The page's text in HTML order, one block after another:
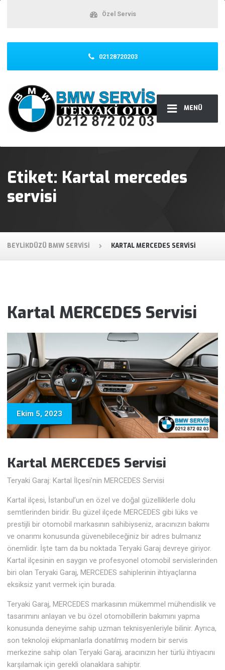
MENÜ
Özel Servis
02128720203
Etiket: Kartal mercedes
servisi
BEYLIKDÜZÜ BMW SERVISI KARTAL MERCEDES SERVISI
Kartal MERCEDES Servisi
Ekim 5, 2023
Kartal MERCEDES Servisi
Teryaki Garaj: Kartal İlçesi’nin MERCEDES Servisi
Kartal ilçesi, İstanbul’un en özel ve doğal güzelliklerle dolu
semtlerinden biridir. Bu güzel ilçede MERCEDES gibi lüks ve
prestijli bir otomobil markasının sahibiyseniz, aracınızın bakımı
ve onarımı konusunda güvenebileceğiniz bir adres bulmanız
önemlidir. İşte tam da bu noktada Teryaki Garaj devreye giriyor.
Kartal ilçesinin en saygın ve profesyonel otomobil servislerinden
biri olan Teryaki Garaj, MERCEDES sahiplerinin ihtiyaçlarına
eksiksiz yanıt vermek için burada.
Teryaki Garaj, MERCEDES markasının mükemmel mühendislik ve
tasarımını anlayan ve bu özel otomobillerin bakımını yapma
konusunda deneyime sahip uzman teknisyenleriyle bilinir. Ayrıca,
son teknoloji ekipmanlarla donatılmış modern bir servis
merkezine sahip olan Teryaki Garaj, aracınızın her türlü ihtiyacını
karşılamak için gerekli olanaklara sahiptir.